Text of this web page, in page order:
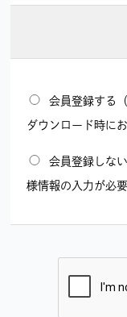
会員登録する
ダウンロード時に
会員登録しな
様情報の入力が必要